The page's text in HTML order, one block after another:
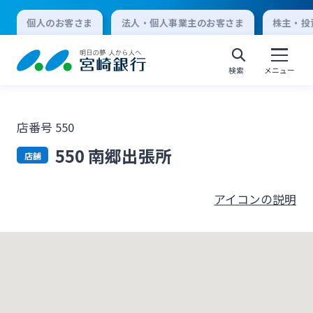
個人のお客さま 法人・個人事業主のお客さま 株主・
検索 メニュー
個人向けインターネットバンキング
法人向けインターネットバンキング
店番号 550
店舗 550 南郷出張所
アイコンの説明